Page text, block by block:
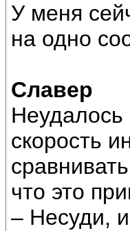
У меня
на одно
Славер
Неудалось
скорость
что это
– Несуди,